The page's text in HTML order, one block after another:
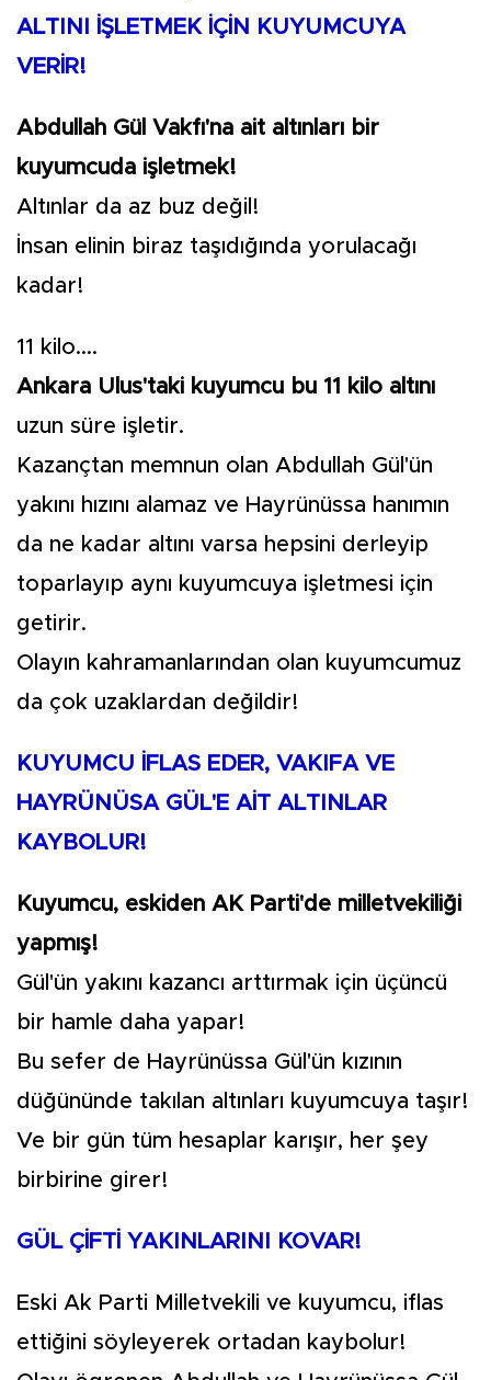
ALTINI İŞLETMEK İÇİN KUYUMCUYA
VERİR!
Abdullah Gül Vakfı'na ait altınları bir
kuyumcuda işletmek!
Altınlar da az buz değil!
İnsan elinin biraz taşıdığında yorulacağı
kadar!
11 kilo....
Ankara Ulus'taki kuyumcu bu 11 kilo altını
uzun süre işletir.
Kazançtan memnun olan Abdullah Gül'ün
yakını hızını alamaz ve Hayrünüssa hanımın
da ne kadar altını varsa hepsini derleyip
toparlayıp aynı kuyumcuya işletmesi için
getirir.
Olayın kahramanlarından olan kuyumcumuz
da çok uzaklardan değildir!
KUYUMCU İFLAS EDER, VAKIFA VE
HAYRÜNÜSA GÜL'E AİT ALTINLAR
KAYBOLUR!
Kuyumcu, eskiden AK Parti'de milletvekiliği
yapmış!
Gül'ün yakını kazancı arttırmak için üçüncü
bir hamle daha yapar!
Bu sefer de Hayrünüssa Gül'ün kızının
düğününde takılan altınları kuyumcuya taşır!
Ve bir gün tüm hesaplar karışır, her şey
birbirine girer!
GÜL ÇİFTİ YAKINLARINI KOVAR!
Eski Ak Parti Milletvekili ve kuyumcu, iflas
ettiğini söyleyerek ortadan kaybolur!